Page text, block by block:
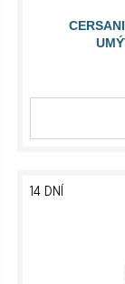
14 DNÍ